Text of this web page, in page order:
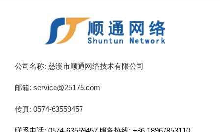
公司名称: 慈溪市顺通网络技术有限公司
邮箱: service@25175.com
传真: 0574-63559457
联系电话: 0574-63559457 服务热线: +86 18967853110